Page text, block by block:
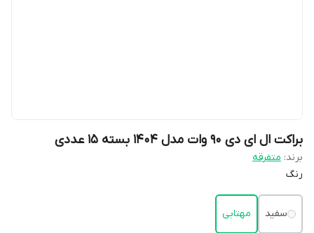
براکت ال ای دی 90 وات مدل 1404 بسته 15 عددی
برند: متفرقه
رنگ
سفید مهتابی